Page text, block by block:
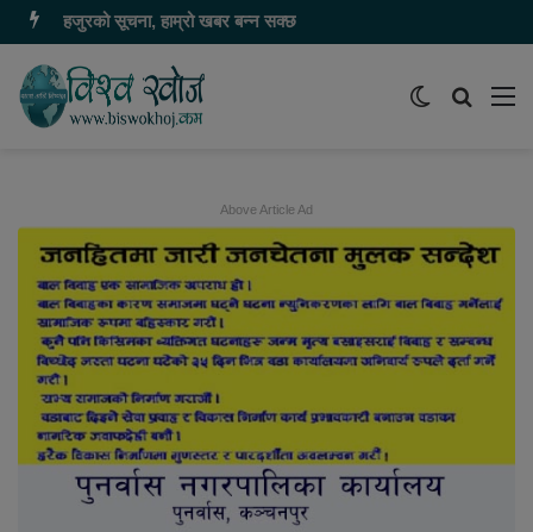
हजुरको सूचना, हाम्रो खबर बन्न सक्छ
समाचार
Switch
Above Article Ad